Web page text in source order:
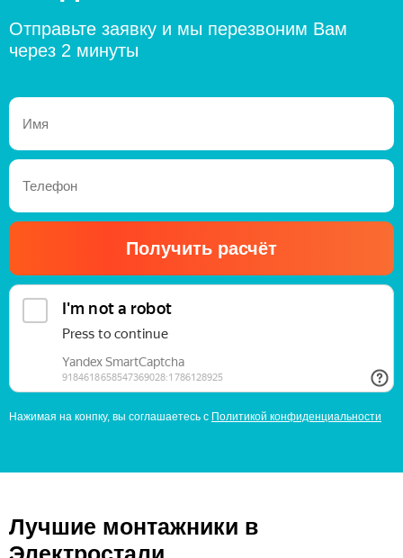
Отправьте заявку и мы перезвоним Вам
через 2 минуты
Получить расчёт
Нажимая на конпку, вы соглашаетесь с Политикой конфиденциальности
Лучшие монтажники в